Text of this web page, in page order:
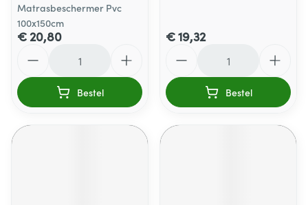
Matrasbeschermer Pvc
100x150cm
€ 20,80
Bestel
€ 19,32
Bestel